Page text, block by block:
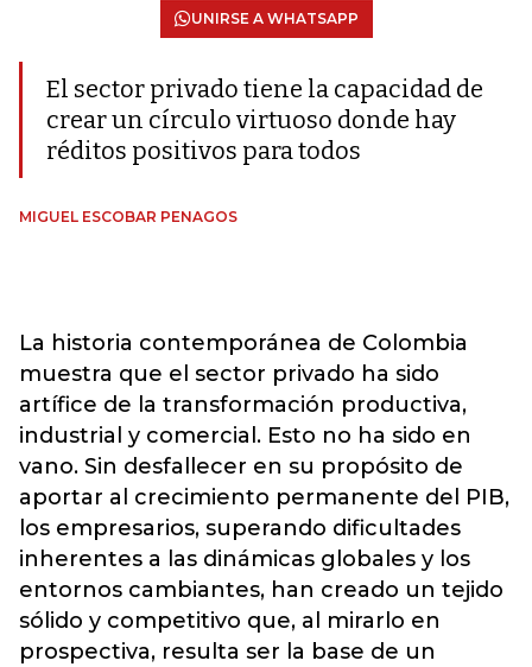
UNIRSE A WHATSAPP
El sector privado tiene la capacidad de
crear un círculo virtuoso donde hay
réditos positivos para todos
MIGUEL ESCOBAR PENAGOS
La historia contemporánea de Colombia
muestra que el sector privado ha sido
artífice de la transformación productiva,
industrial y comercial. Esto no ha sido en
vano. Sin desfallecer en su propósito de
aportar al crecimiento permanente del PIB,
los empresarios, superando dificultades
inherentes a las dinámicas globales y los
entornos cambiantes, han creado un tejido
sólido y competitivo que, al mirarlo en
prospectiva, resulta ser la base de un